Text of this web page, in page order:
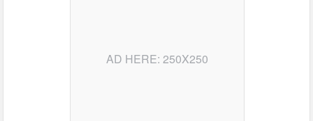
AD HERE: 250X250